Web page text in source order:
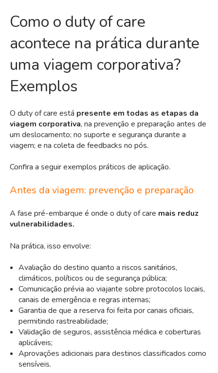
Como o duty of care
acontece na prática durante
uma viagem corporativa?
Exemplos
O duty of care está presente em todas as etapas da
viagem corporativa, na prevenção e preparação antes de
um deslocamento; no suporte e segurança durante a
viagem; e na coleta de feedbacks no pós.
Confira a seguir exemplos práticos de aplicação.
Antes da viagem: prevenção e preparação
A fase pré-embarque é onde o duty of care mais reduz
vulnerabilidades.
Na prática, isso envolve:
Avaliação do destino quanto a riscos sanitários,
climáticos, políticos ou de segurança pública;
Comunicação prévia ao viajante sobre protocolos locais,
canais de emergência e regras internas;
Garantia de que a reserva foi feita por canais oficiais,
permitindo rastreabilidade;
Validação de seguros, assistência médica e coberturas
aplicáveis;
Aprovações adicionais para destinos classificados como
sensíveis.